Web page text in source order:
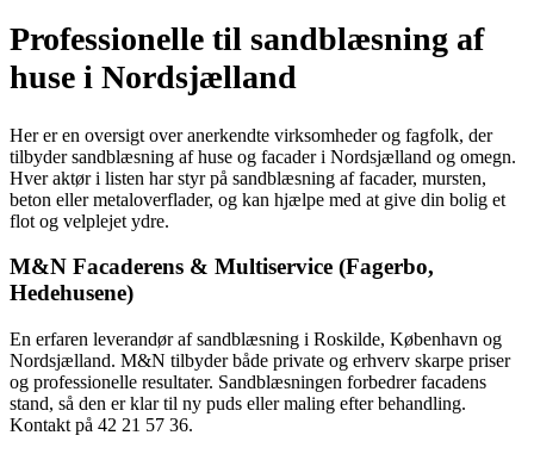
Professionelle til sandblæsning af
huse i Nordsjælland
Her er en oversigt over anerkendte virksomheder og fagfolk, der
tilbyder sandblæsning af huse og facader i Nordsjælland og omegn.
Hver aktør i listen har styr på sandblæsning af facader, mursten,
beton eller metaloverflader, og kan hjælpe med at give din bolig et
flot og velplejet ydre.
M&N Facaderens & Multiservice (Fagerbo,
Hedehusene)
En erfaren leverandør af sandblæsning i Roskilde, København og
Nordsjælland. M&N tilbyder både private og erhverv skarpe priser
og professionelle resultater. Sandblæsningen forbedrer facadens
stand, så den er klar til ny puds eller maling efter behandling.
Kontakt på 42 21 57 36.